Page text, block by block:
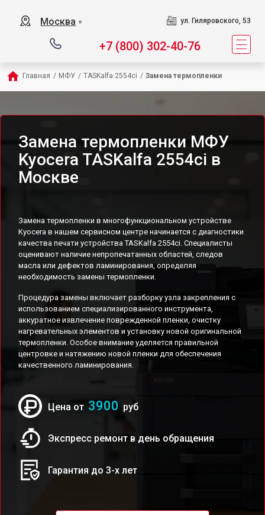
Москва ▼ ул. Гиляровского, 53
+7 (800) 302-40-76
Главная / МФУ / TASKalfa 2554ci / Замена термопленки
Замена термопленки МФУ
Kyocera TASKalfa 2554ci в
Москве
Замена термопленки в многофункциональном устройстве
Kyocera в нашем сервисном центре начинается с диагностики
качества печати устройства TASKalfa 2554ci. Специалисты
оценивают наличие непропечатанных областей, следов
масла или дефектов ламинирования, определяя
необходимость замены термопленки.
Процедура замены включает разборку узла закрепления с
использованием специализированного инструмента,
аккуратное извлечение поврежденной пленки, очистку
нагревательных элементов и установку новой оригинальной
термопленки. Особое внимание уделяется правильной
центровке и натяжению новой пленки для обеспечения
качественного ламинирования.
Цена от 3900 руб
Экспресс ремонт в день обращения
Гарантия до 3-х лет